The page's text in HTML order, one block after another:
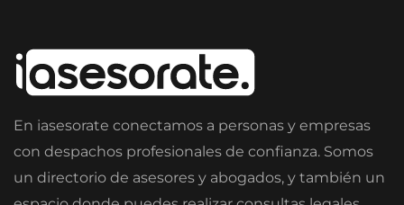
En iasesorate conectamos a personas y empresas
con despachos profesionales de confianza. Somos
un directorio de asesores y abogados, y también un